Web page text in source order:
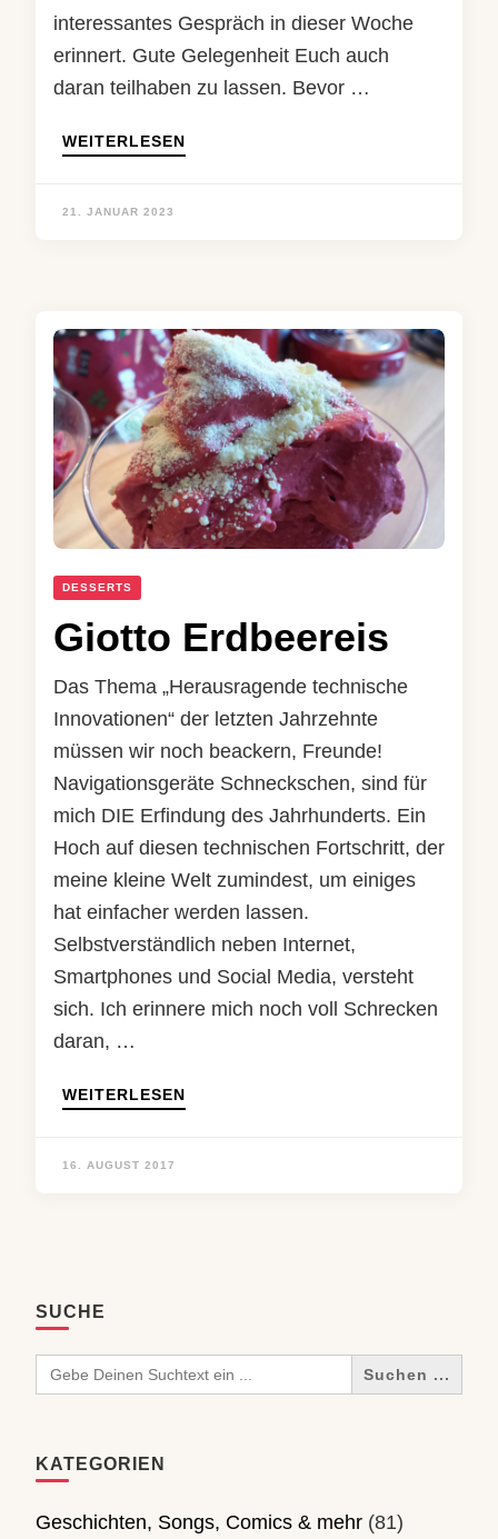
interessantes Gespräch in dieser Woche
erinnert. Gute Gelegenheit Euch auch
daran teilhaben zu lassen. Bevor …
WEITERLESEN
21. JANUAR 2023
DESSERTS
Giotto Erdbeereis
Das Thema „Herausragende technische
Innovationen“ der letzten Jahrzehnte
müssen wir noch beackern, Freunde!
Navigationsgeräte Schneckschen, sind für
mich DIE Erfindung des Jahrhunderts. Ein
Hoch auf diesen technischen Fortschritt, der
meine kleine Welt zumindest, um einiges
hat einfacher werden lassen.
Selbstverständlich neben Internet,
Smartphones und Social Media, versteht
sich. Ich erinnere mich noch voll Schrecken
daran, …
WEITERLESEN
16. AUGUST 2017
SUCHE
Search
for:
KATEGORIEN
Geschichten, Songs, Comics & mehr (81)